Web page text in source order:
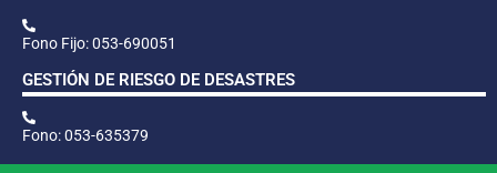
Fono Fijo: 053-690051
GESTIÓN DE RIESGO DE DESASTRES
Fono: 053-635379